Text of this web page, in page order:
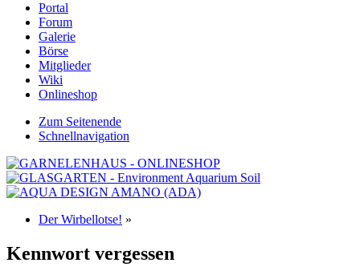
Portal
Forum
Galerie
Börse
Mitglieder
Wiki
Onlineshop
Zum Seitenende
Schnellnavigation
Der Wirbellotse! »
Kennwort vergessen